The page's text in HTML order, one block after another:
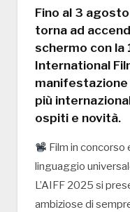
Fino al 3
torna ad
schermo con la
International
più
ospiti e novità.
Film in concorso
linguaggio
L’AIFF 2025 si
ambiziose di